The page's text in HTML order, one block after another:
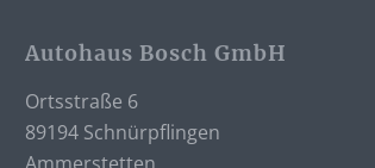
Autohaus Bosch GmbH
Ortsstraße 6
89194 Schnürpflingen